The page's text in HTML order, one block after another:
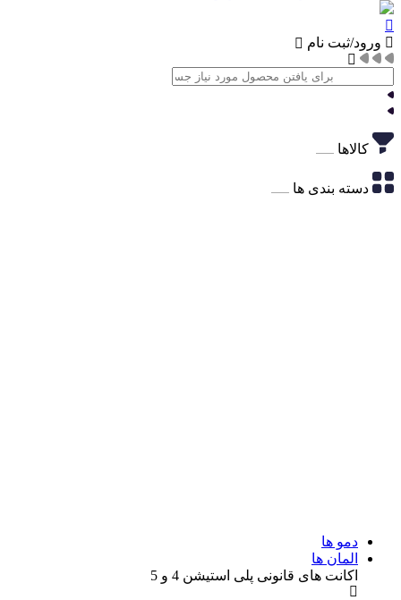
ورود/ثبت نام
کالاها
دسته بندی ها
دمو ها
المان ها
اکانت های قانونی پلی استیشن 4 و 5